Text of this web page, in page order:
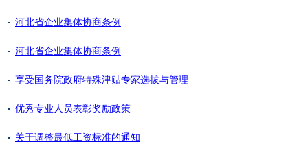
河北省企业集体协商条例
河北省企业集体协商条例
享受国务院政府特殊津贴专家选拔与管理
优秀专业人员表彰奖励政策
关于调整最低工资标准的通知